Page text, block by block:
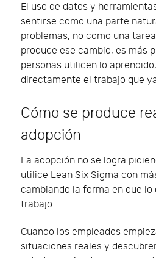
El uso de datos y
sentirse como una parte
problemas, no como una
produce ese cambio, es más
personas utilicen lo
directamente el trabajo que
Cómo se produce
adopción
La adopción no se logra
utilice Lean Six Sigma con
cambiando la forma en que lo
trabajo.
Cuando los empleados
situaciones reales y